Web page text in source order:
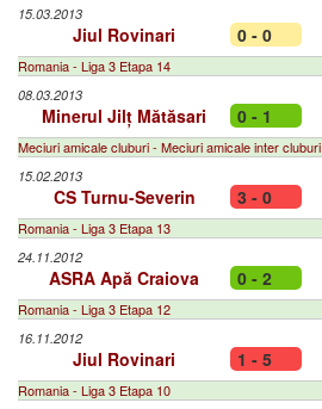
15.03.2013
Jiul Rovinari 0 - 0
Romania - Liga 3 Etapa 14
08.03.2013
Minerul Jilț Mătăsari 0 - 1
Meciuri amicale cluburi - Meciuri amicale inter cluburi
15.02.2013
CS Turnu-Severin 3 - 0
Romania - Liga 3 Etapa 13
24.11.2012
ASRA Apă Craiova 0 - 2
Romania - Liga 3 Etapa 12
16.11.2012
Jiul Rovinari 1 - 5
Romania - Liga 3 Etapa 10